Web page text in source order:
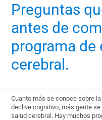
Preguntas
antes de
programa
cerebral.
Cuanto más se conoce sobre
declive cognitivo, más gente
salud cerebral. Hay muchos